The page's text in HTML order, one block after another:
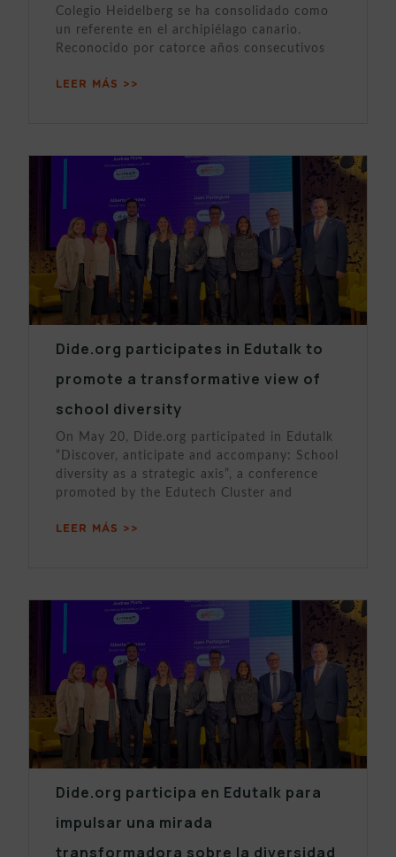
Colegio Heidelberg se ha consolidado como
un referente en el archipiélago canario.
Reconocido por catorce años consecutivos
LEER MÁS >>
Dide.org participates in Edutalk to
promote a transformative view of
school diversity
On May 20, Dide.org participated in Edutalk
“Discover, anticipate and accompany: School
diversity as a strategic axis”, a conference
promoted by the Edutech Cluster and
LEER MÁS >>
Dide.org participa en Edutalk para
impulsar una mirada
transformadora sobre la diversidad